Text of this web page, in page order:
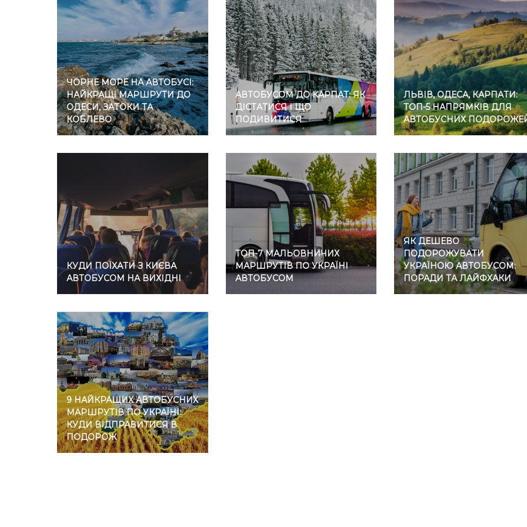
ЧОРНЕ МОРЕ НА АВТОБУСІ:
НАЙКРАЩІ МАРШРУТИ ДО
ОДЕСИ, ЗАТОКИ ТА
КОБЛЕВО
АВТОБУСОМ ДО КАРПАТ: ЯК
ДІСТАТИСЯ І ЩО
ПОДИВИТИСЯ
ЛЬВІВ, ОДЕСА, КАРПАТИ:
ТОП-5 НАПРЯМКІВ ДЛЯ
АВТОБУСНИХ
КУДИ ПОЇХАТИ З КИЄВА
АВТОБУСОМ НА ВИХІДНІ
ТОП-7 МАЛЬОВНИЧИХ
МАРШРУТІВ ПО УКРАЇНІ
АВТОБУСОМ
ЯК ДЕШЕВО
ПОДОРОЖУВАТИ
УКРАЇНОЮ АВТОБУСОМ:
ПОРАДИ ТА ЛАЙФХАКИ
9 НАЙКРАЩИХ АВТОБУСНИХ
МАРШРУТІВ ПО УКРАЇНІ:
КУДИ ВІДПРАВИТИСЯ В
ПОДОРОЖ